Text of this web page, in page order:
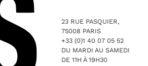
23 RUE PASQUIER,
75008 PARIS
+33 (0)1 40 07 05 52
DU MARDI AU SAMEDI
DE 11H À 19H30